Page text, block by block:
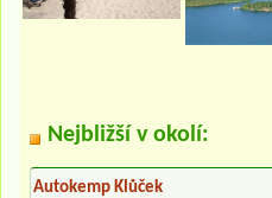
Nejbližší v okolí:
Autokemp Klůček